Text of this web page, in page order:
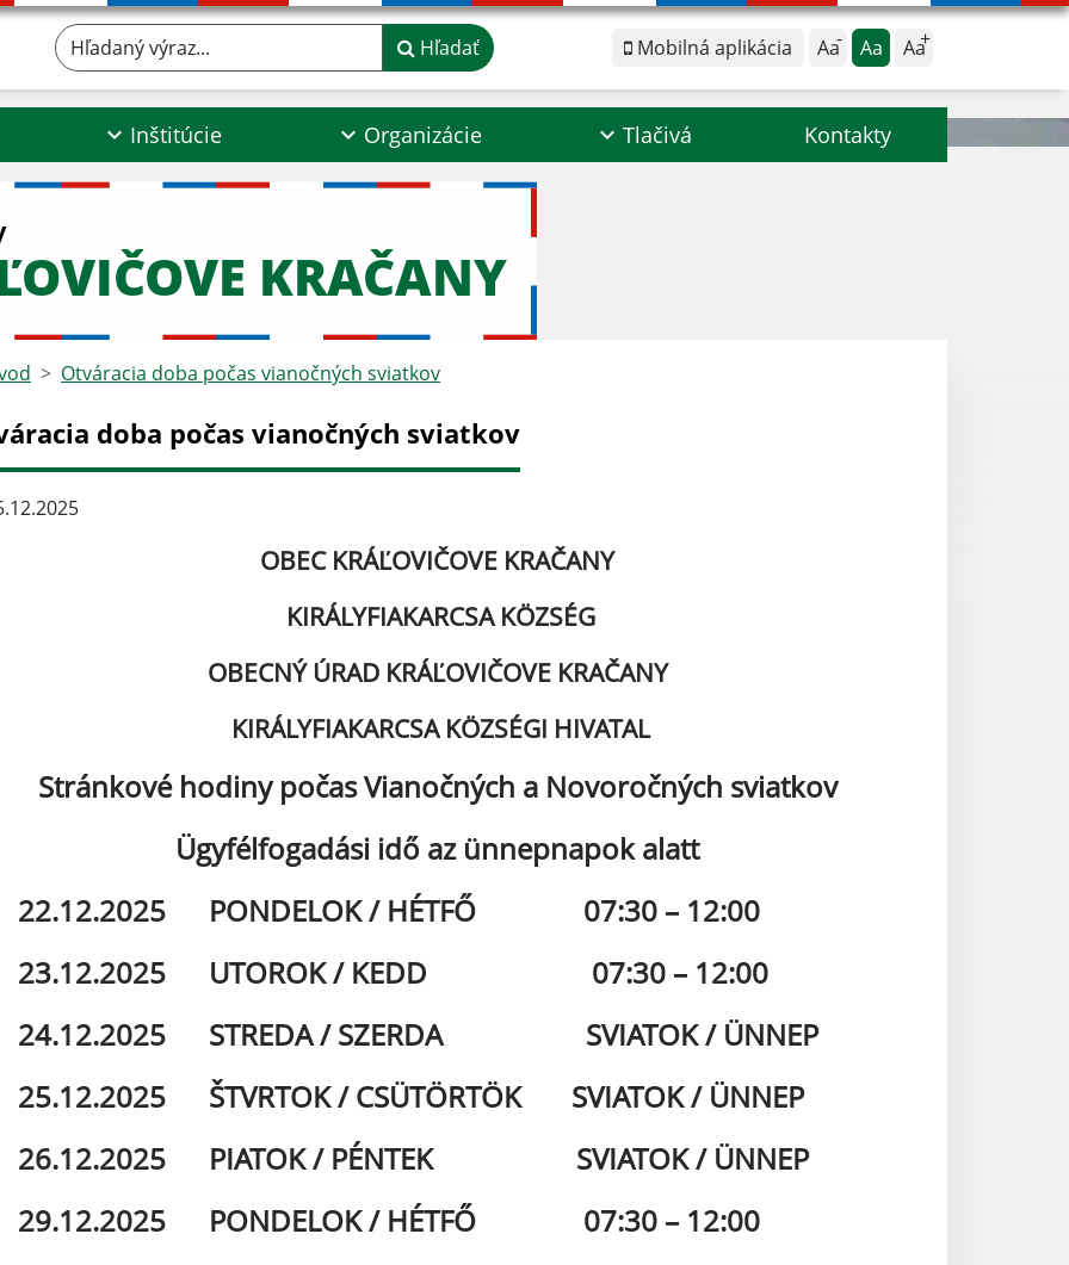
Mobilná aplikácia Aa Aa Aa
Hľadaný výraz... Hľadať
Inštitúcie Organizácie Tlačivá Kontakty
KRAČANY
Otváracia doba počas vianočných sviatkov
doba počas vianočných sviatkov
OBEC KRÁĽOVIČOVE KRAČANY
KIRÁLYFIAKARCSA KÖZSÉG
OBECNÝ ÚRAD KRÁĽOVIČOVE KRAČANY
KIRÁLYFIAKARCSA KÖZSÉGI HIVATAL
Stránkové hodiny počas Vianočných a Novoročných sviatkov
Ügyfélfogadási idő az ünnepnapok alatt
PONDELOK / HÉTFŐ 07:30 – 12:00
UTOROK / KEDD 07:30 – 12:00
STREDA / SZERDA SVIATOK / ÜNNEP
ŠTVRTOK / CSÜTÖRTÖK SVIATOK / ÜNNEP
PIATOK / PÉNTEK SVIATOK / ÜNNEP
PONDELOK / HÉTFŐ 07:30 – 12:00